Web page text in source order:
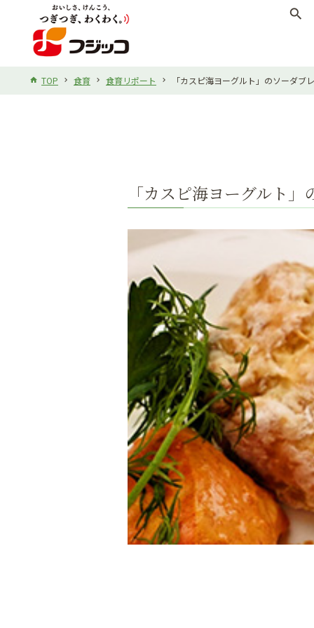
search
TOP 食育 食育リポート 「カスピ海ヨーグルト」のソーダブ
「カスピ海ヨーグルト」